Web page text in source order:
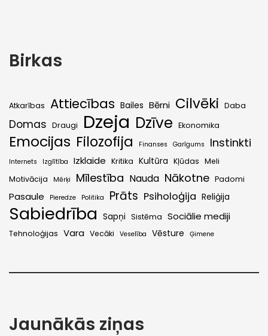
Birkas
Atkarības Attiecības Bailes Bērni Cilvēki Daba
Domas Draugi Dzeja Dzīve Ekonomika
Emocijas Filozofija Finanses Garīgums Instinkti
Internets Izglītība Izklaide Kritika Kultūra Kļūdas Meli
Motivācija
Mērķi Mīlestība Nauda Nākotne Padomi
Pasaule Pieredze Politika Prāts Psiholoģija Reliģija
Sabiedrība Sapņi Sistēma Sociālie mediji
Tehnoloģijas Vara Vecāki Veselība Vēsture Ģimene
Jaunākās ziņas